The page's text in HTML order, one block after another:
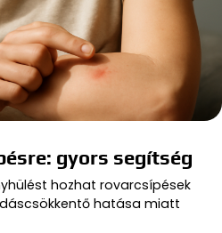
gyors segítség
hozhat rovarcsípések
hatása miatt